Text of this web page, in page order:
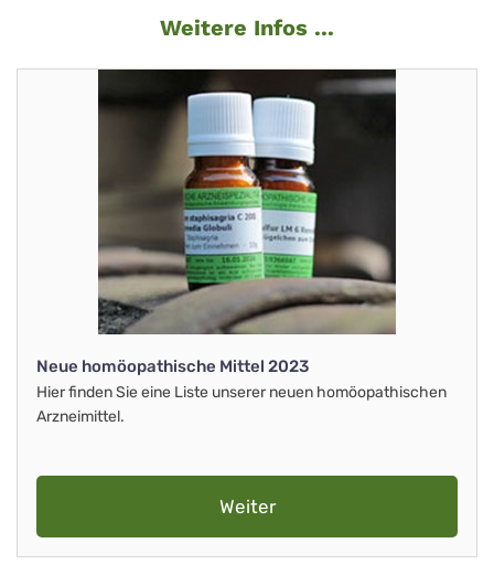
Weitere Infos ...
Neue homöopathische Mittel 2023
Hier finden Sie eine Liste unserer neuen homöopathischen
Arzneimittel.
Weiter